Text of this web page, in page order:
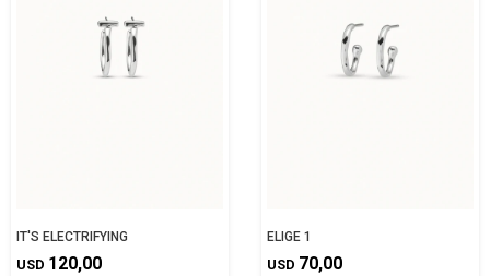
IT'S ELECTRIFYING
USD 120,00
ELIGE 1
USD 70,00